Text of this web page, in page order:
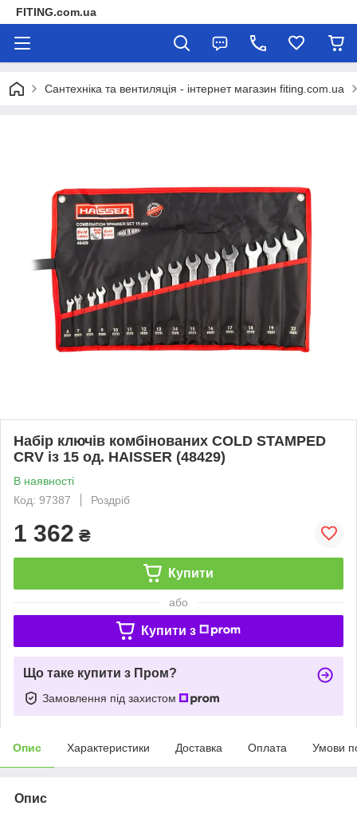
FITING.com.ua
Сантехніка та вентиляція - інтернет магазин fiting.com.ua
Набір ключів комбінованих COLD STAMPED
CRV із 15 од. HAISSER (48429)
В наявності
Код: 97387
Роздріб
1 362 ₴
Купити
або
Купити з
Що таке купити з Пром?
Замовлення під захистом
Опис Характеристики Доставка Оплата Умови
Опис